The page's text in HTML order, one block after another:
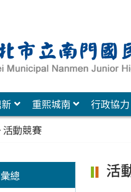
重熙城南 行政協力
活動競賽
總 活